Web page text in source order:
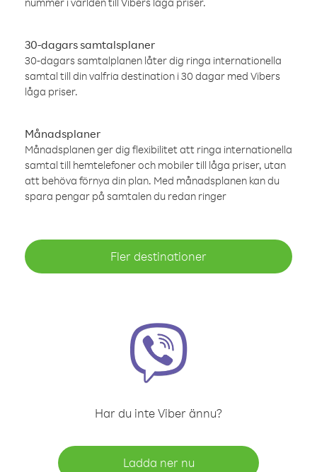
30-dagars samtalsplaner
30-dagars samtalplanen låter dig ringa internationella
samtal till din valfria destination i 30 dagar med Vibers
låga priser.
Månadsplaner
Månadsplanen ger dig flexibilitet att ringa internationella
samtal till hemtelefoner och mobiler till låga priser, utan
att behöva förnya din plan. Med månadsplanen kan du
spara pengar på samtalen du redan ringer
Fler destinationer
Har du inte Viber ännu?
Ladda ner nu